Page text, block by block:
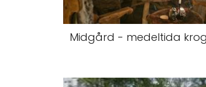
Midgård - medeltida